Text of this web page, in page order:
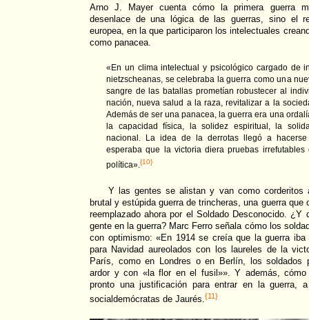
Arno J. Mayer cuenta cómo la primera guerra
desenlace de una lógica de las guerras, sino el
europea, en la que participaron los intelectuales
como panacea.
«En un clima intelectual y psicológico cargado de
nietzscheanas, se celebraba la guerra como una
sangre de las batallas prometían robustecer al
nación, nueva salud a la raza, revitalizar a la
Además de ser una panacea, la guerra era una
la capacidad física, la solidez espiritual, la
nacional. La idea de la derrotas llegó a
esperaba que la victoria diera pruebas
política». {10}
Y las gentes se alistan y van como corderitos
brutal y estúpida guerra de trincheras, una guerra que
reemplazado ahora por el Soldado Desconocido.
gente en la guerra? Marc Ferro señala cómo los
con optimismo: «En 1914 se creía que la guerra
para Navidad aureolados con los laureles de la
París, como en Londres o en Berlín, los soldados
ardor y con «la flor en el fusil»». Y además, cómo
pronto una justificación para entrar en la guerra,
socialdemócratas de Jaurés. {11}